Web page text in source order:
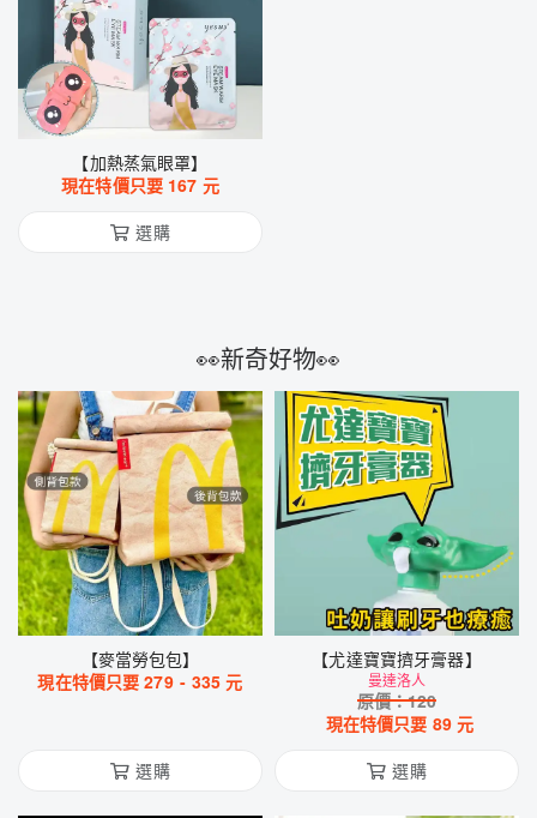
【加熱蒸氣眼罩】
現在特價只要 167 元
選購
👀新奇好物👀
【麥當勞包包】
現在特價只要279 - 335 元
選購
【尤達寶寶擠牙膏器】
曼達洛人
原價：120
現在特價只要 89元
選購